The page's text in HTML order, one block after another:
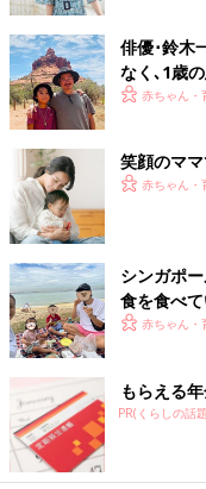
を話していいかわから
ました。そんな時に、
しかけてくださったん
た？』って。仕事に関
ていると感じて、すご
んな話しかけられ待ち
れからは仕事と関係な
にしました。」（鈴木さ
人にしてもらったこと
に意識は変えられない
飯田さんからされたア
「『これから会う人、
と生きるのが楽になり
ュー当時は、心をシャ
ないと相手も開いてく
識すると初対面の人も
俳優･鈴木
なく､1歳
年間の道
赤ちゃん・
笑顔のマ
赤ちゃん・
シンガポ
食を食べ
子ども中心
赤ちゃん・
もらえる
PR(くらしの話